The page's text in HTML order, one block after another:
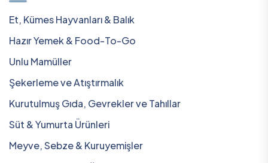
Et, Kümes Hayvanları & Balık
Hazır Yemek & Food-To-Go
Unlu Mamüller
Şekerleme ve Atıştırmalık
Kurutulmuş Gıda, Gevrekler ve Tahıllar
Süt & Yumurta Ürünleri
Meyve, Sebze & Kuruyemişler